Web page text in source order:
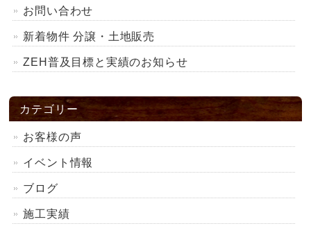
お問い合わせ
新着物件 分譲・土地販売
ZEH普及目標と実績のお知らせ
カテゴリー
お客様の声
イベント情報
ブログ
施工実績